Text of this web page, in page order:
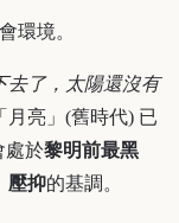
環境。
去了，太陽還沒有
月亮」(舊時代) 已
處於黎明前最黑
壓抑的基調。